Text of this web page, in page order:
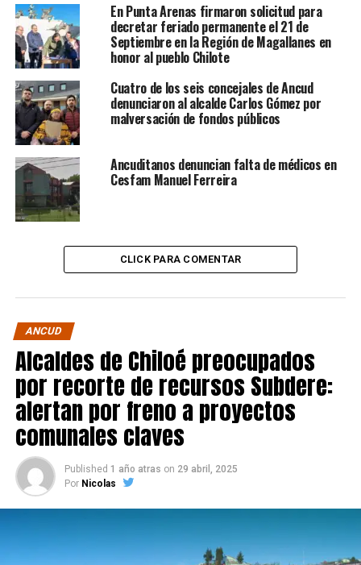
En Punta Arenas firmaron solicitud para
decretar feriado permanente el 21 de
Septiembre en la Región de Magallanes en
honor al pueblo Chilote
Cuatro de los seis concejales de Ancud
denunciaron al alcalde Carlos Gómez por
malversación de fondos públicos
Ancuditanos denuncian falta de médicos en
Cesfam Manuel Ferreira
CLICK PARA COMENTAR
ANCUD
Alcaldes de Chiloé preocupados
por recorte de recursos Subdere:
alertan por freno a proyectos
comunales claves
Published 1 año atras on 29 abril, 2025
Por Nicolas